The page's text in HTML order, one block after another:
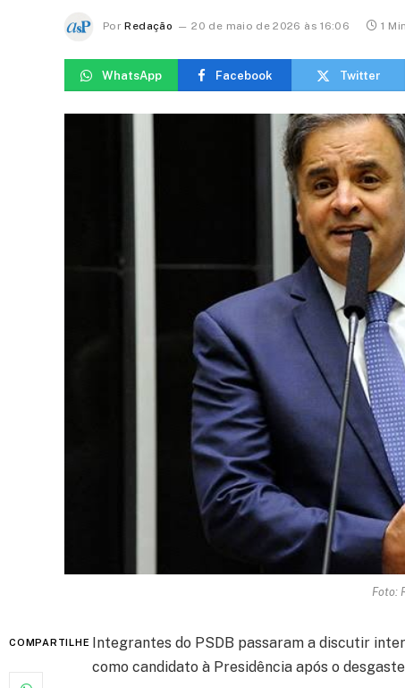
Por Redação 20 de maio de 2026 às 16:06 1
WhatsApp Facebook Twitter
Foto:
COMPARTILHE
Integrantes do PSDB passaram a discutir
como candidato à Presidência após o